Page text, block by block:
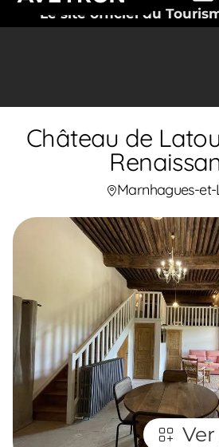
Le site officiel du
Château de
Marnhagues-